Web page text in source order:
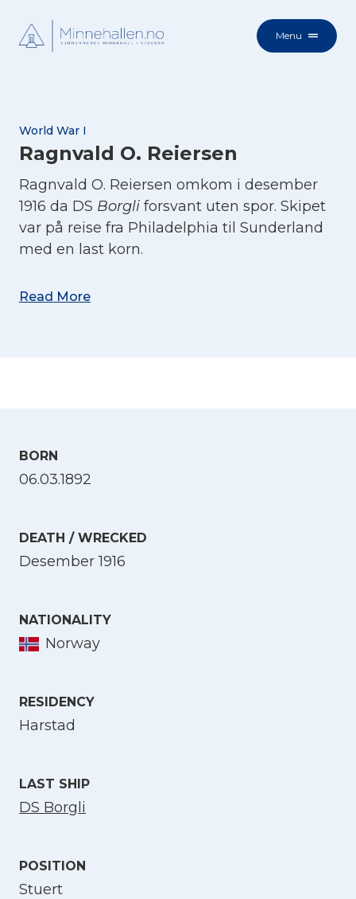
Menu
World War I
Ragnvald O. Reiersen
Ragnvald O. Reiersen omkom i desember
1916 da DS Borgli forsvant uten spor. Skipet
var på reise fra Philadelphia til Sunderland
med en last korn.
Read More
BORN
06.03.1892
DEATH / WRECKED
Desember 1916
NATIONALITY
Norway
RESIDENCY
Harstad
LAST SHIP
DS Borgli
POSITION
Stuert
Select Language